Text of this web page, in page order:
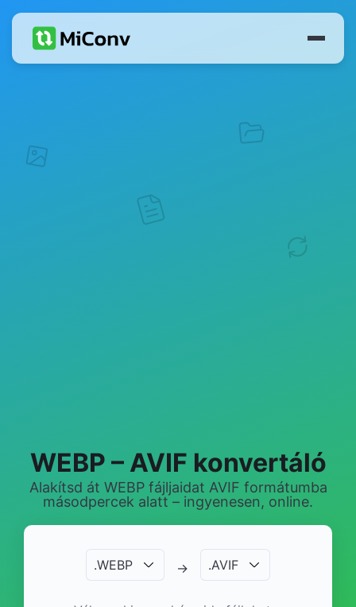
WEBP – AVIF konvertáló
Alakítsd át WEBP fájljaidat AVIF formátumba
másodpercek alatt – ingyenesen, online.
.WEBP → .AVIF